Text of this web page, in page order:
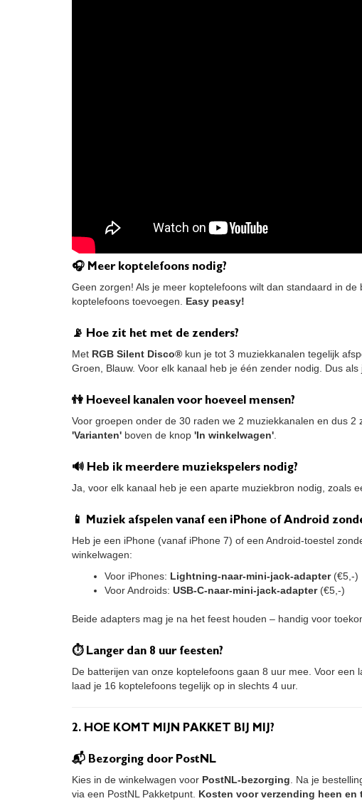
🎧 Meer koptelefoons nodig?
Geen zorgen! Als je meer koptelefoons wilt dan standaard in
koptelefoons toevoegen. Easy peasy!
📡 Hoe zit het met de zenders?
Met RGB Silent Disco® kun je tot 3 muziekkanalen tegelijk
Groen, Blauw. Voor elk kanaal heb je één zender nodig. Dus
👫 Hoeveel kanalen voor hoeveel mensen?
Voor groepen onder de 30 raden we 2 muziekkanalen en dus
'Varianten' boven de knop 'In winkelwagen'
🔊 Heb ik meerdere muziekspelers nodig?
Ja, voor elk kanaal heb je een aparte muziekbron nodig, zoals
📱 Muziek afspelen vanaf een iPhone of Android
Heb je een iPhone (vanaf iPhone 7) of een Android-toestel
winkelwagen:
Voor iPhones: Lightning-naar-mini-jack-adapter(€5,-)
Voor Androids: USB-C-naar-mini-jack-adapter(€5,-)
Beide adapters mag je na het feest houden – handig voor
⏱ Langer dan 8 uur feesten?
De batterijen van onze koptelefoons gaan 8 uur mee. Voor een
laad je 16 koptelefoons tegelijk op in slechts 4 uur.
2. HOE KOMT MIJN PAKKET BIJ MIJ?
📬 Bezorging door PostNL
Kies in de winkelwagen voor PostNL-bezorging . Na je
via een PostNL Pakketpunt. Kosten voor verzending heen en